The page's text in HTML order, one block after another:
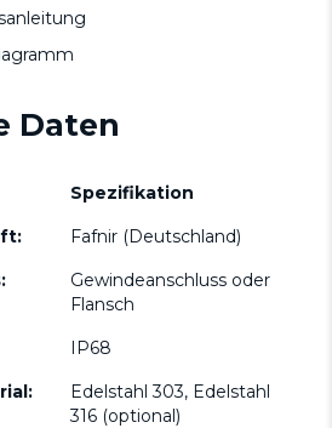
Daten
Spezifikation
Fafnir (Deutschland)
Gewindeanschluss oder
Flansch
IP68
Edelstahl 303, Edelstahl
316 (optional)